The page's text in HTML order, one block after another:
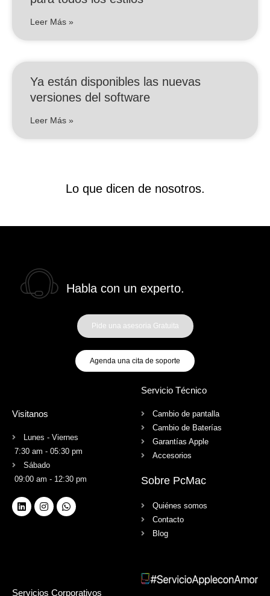
Leer Más »
Ya están disponibles las nuevas
versiones del software
Leer Más »
Lo que dicen de nosotros.
Habla con un experto.
Pide una asesoria Gratuita
Agenda una cita de soporte
Visitanos
Lunes - Viernes
7:30 am - 05:30 pm
Sábado
09:00 am - 12:30 pm
Servicio Técnico
Cambio de pantalla
Cambio de Baterías
Garantías Apple
Accesorios
Sobre PcMac
Quiénes somos
Contacto
Blog
Servicios Corporativos